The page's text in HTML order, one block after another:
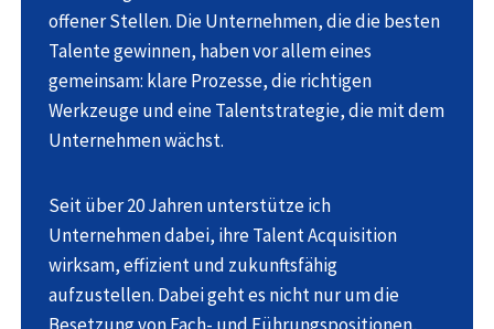
offener Stellen. Die Unternehmen, die die besten
Talente gewinnen, haben vor allem eines
gemeinsam: klare Prozesse, die richtigen
Werkzeuge und eine Talentstrategie, die mit dem
Unternehmen wächst.
Seit über 20 Jahren unterstütze ich
Unternehmen dabei, ihre Talent Acquisition
wirksam, effizient und zukunftsfähig
aufzustellen. Dabei geht es nicht nur um die